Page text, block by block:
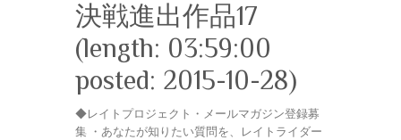
決戦進出作品17
(length: 03:59:00
posted: 2015-10-28)
◆レイトプロジェクト・メールマガジン登録募
集 ・あなたが知りたい質問を、レイトライダー